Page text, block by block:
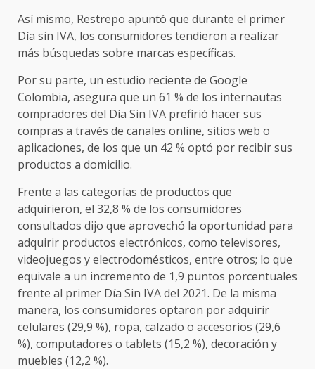
Así mismo, Restrepo apuntó que durante el primer
Día sin IVA, los consumidores tendieron a realizar
más búsquedas sobre marcas específicas.
Por su parte, un estudio reciente de Google
Colombia, asegura que un 61 % de los internautas
compradores del Día Sin IVA prefirió hacer sus
compras a través de canales online, sitios web o
aplicaciones, de los que un 42 % optó por recibir sus
productos a domicilio.
Frente a las categorías de productos que
adquirieron, el 32,8 % de los consumidores
consultados dijo que aprovechó la oportunidad para
adquirir productos electrónicos, como televisores,
videojuegos y electrodomésticos, entre otros; lo que
equivale a un incremento de 1,9 puntos porcentuales
frente al primer Día Sin IVA del 2021. De la misma
manera, los consumidores optaron por adquirir
celulares (29,9 %), ropa, calzado o accesorios (29,6
%), computadores o tablets (15,2 %), decoración y
muebles (12,2 %).